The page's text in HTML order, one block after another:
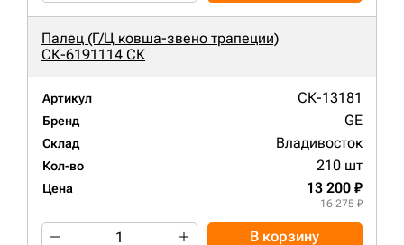
Палец (Г/Ц ковша-звено трапеции)
СК-6191114 СК
Артикул СК-13181
Бренд GE
Склад Владивосток
Кол-во 210 шт
Цена 13 200 ₽
16 275 ₽
В корзину